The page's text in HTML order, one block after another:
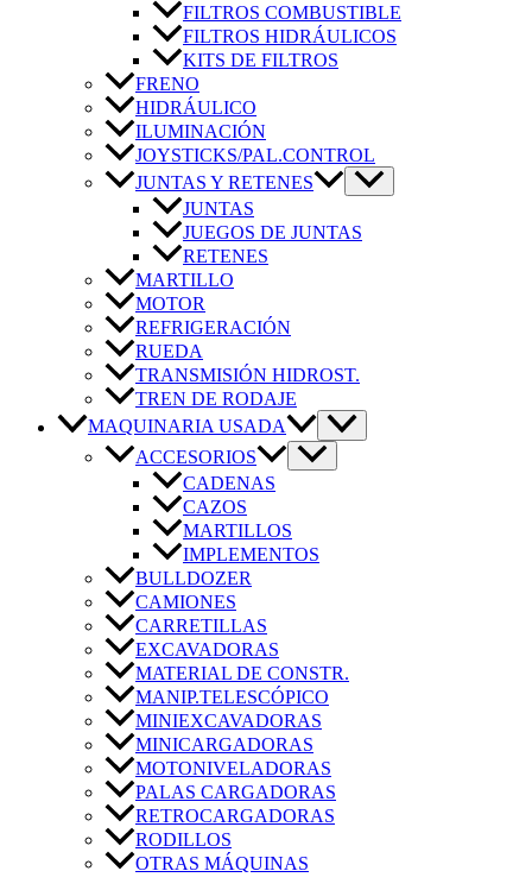
FILTROS COMBUSTIBLE
FILTROS HIDRÁULICOS
KITS DE FILTROS
FRENO
HIDRÁULICO
ILUMINACIÓN
JOYSTICKS/PAL.CONTROL
JUNTAS Y RETENES
JUNTAS
JUEGOS DE JUNTAS
RETENES
MARTILLO
MOTOR
REFRIGERACIÓN
RUEDA
TRANSMISIÓN HIDROST.
TREN DE RODAJE
MAQUINARIA USADA
ACCESORIOS
CADENAS
CAZOS
MARTILLOS
IMPLEMENTOS
BULLDOZER
CAMIONES
CARRETILLAS
EXCAVADORAS
MATERIAL DE CONSTR.
MANIP.TELESCÓPICO
MINIEXCAVADORAS
MINICARGADORAS
MOTONIVELADORAS
PALAS CARGADORAS
RETROCARGADORAS
RODILLOS
OTRAS MÁQUINAS